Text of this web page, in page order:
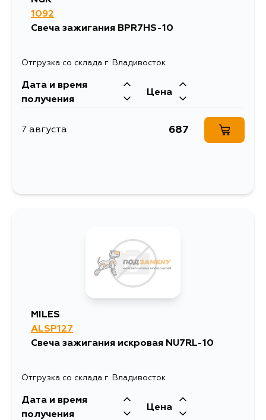
1092
Свеча зажигания BPR7HS-10
Отгрузка со склада г. Владивосток
Дата и время
получения
Цена
7 августа 687
MILES
ALSP127
Свеча зажигания искровая NU7RL-10
Отгрузка со склада г. Владивосток
Дата и время
получения
Цена